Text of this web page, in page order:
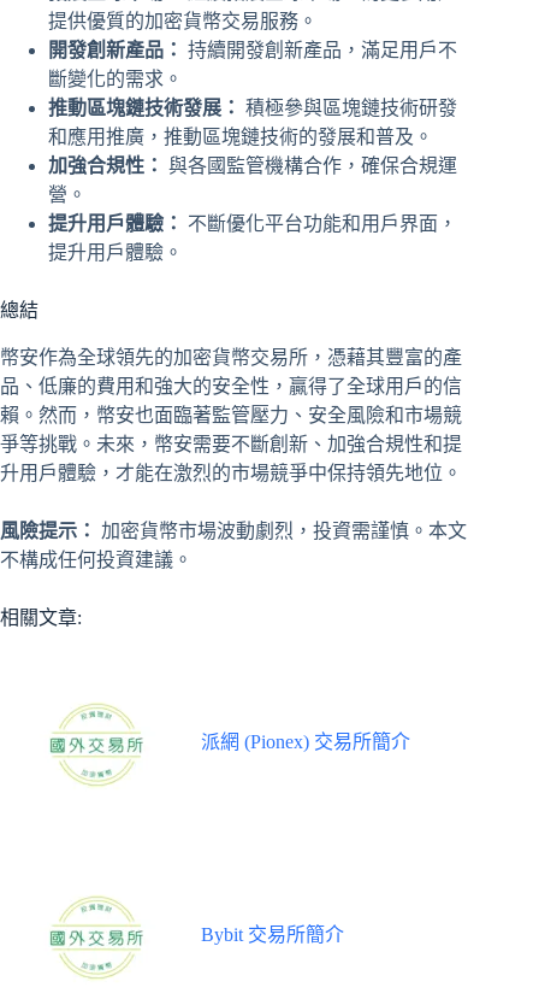
提供優質的加密貨幣交易服務。
開發創新產品： 持續開發創新產品，滿足用戶不
斷變化的需求。
推動區塊鏈技術發展： 積極參與區塊鏈技術研發
和應用推廣，推動區塊鏈技術的發展和普及。
加強合規性： 與各國監管機構合作，確保合規運
營。
提升用戶體驗：
不斷優化平台功能和用戶界面，
提升用戶體驗。
總結
幣安作為全球領先的加密貨幣交易所，憑藉其豐富的產
品、低廉的費用和強大的安全性，贏得了全球用戶的信
賴。然而，幣安也面臨著監管壓力、安全風險和市場競
爭等挑戰。未來，幣安需要不斷創新、加強合規性和提
升用戶體驗，才能在激烈的市場競爭中保持領先地位。
風險提示： 加密貨幣市場波動劇烈，投資需謹慎。本文
不構成任何投資建議。
相關文章:
派網 (Pionex) 交易所簡介
Bybit 交易所簡介